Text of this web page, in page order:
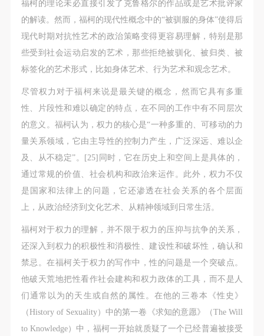
福柯的理论未必直接引发了克鲁格尔的作品或是艺术批评家
的解读。然而，福柯的现代性概念中的“被驯服的身体”使得后
现代时期对抗性艺术的政治策略变得更容易理解，特别是那
些受到社会运动启发的艺术，那些拒绝被驯化、被归类、被
标签化的艺术形式，比如身体艺术、行为艺术和观念艺术。
尽管权力对于福柯来说是最关键的概念，然而它具有多重
性、片段性和难以确定的特点，在不同的工作中有不同层次
的意义。福柯认为，权力的核心是“一种多重的、可移动的力
量关系领域，它由主导性的控制力产生，广泛深远、难以企
及、从不稳定”。[25]同时，它在历史上和空间上是具体的，
通过常规的价值、社会机构和政治来运作。此外，权力不仅
是国家和法律上的问题，它还渗透在社会关系的各个层面
上，从政治经济到文化艺术、从精神领域到日常生活。
福柯对于权力的理解，并不限于权力的压抑与抗争的关系，
还深入到权力的积极性和消极性、建设性和破坏性，确认和
禁忌。在福柯关于权力的写作中，性的问题是一个突破点。
他破天荒地把性看作社会建构和权力政体的工具，而不是人
们通常以为的天生或自然的属性。在他的三卷本《性史》
（History of Sexuality）中的第一卷《求知的意愿》（The Will
to Knowledge）中，福柯一开始就质疑了一个已经普遍被接受